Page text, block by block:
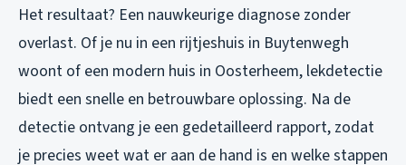
Het resultaat? Een nauwkeurige diagnose zonder
overlast. Of je nu in een rijtjeshuis in Buytenwegh
woont of een modern huis in Oosterheem, lekdetectie
biedt een snelle en betrouwbare oplossing. Na de
detectie ontvang je een gedetailleerd rapport, zodat
je precies weet wat er aan de hand is en welke stappen